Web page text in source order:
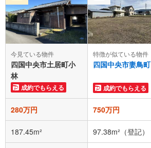
今見ている物件
四国中央市土居町小
林
成約でもらえる
特徴が似ている物件
四国中央市妻鳥町
成約でもらえる
280万円 750万円
187.45m² 97.38m²（登記）